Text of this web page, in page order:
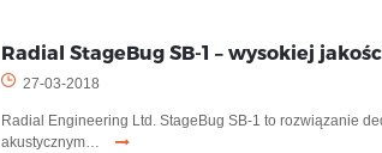
Radial StageBug SB-1 – wysokiej
27-03-2018
Radial Engineering Ltd. StageBug SB-1 to rozwiązanie
akustycznym…